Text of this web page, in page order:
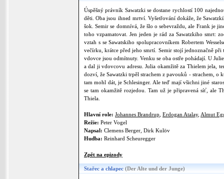
Úspěšný právník Sawatzki se dostane rychlostí 100
děti. Oba jsou ihned mrtví. Vyšetřování dokáže, že
šok. Semir se domnívá, že šlo o sebevraždu, ale Frank je
toho vzpamatovat. Jen jeden je rád za Sawatzkiho smrt:
vztah s se Sawatskiho spolupracovníkem Robertem
večírku, krátce před jeho smrtí. Semir stojí jednoznačně
vdovce jsou odmítnuty. Venku se oba ostře pohádají. U
a dal ji vdovcovu adresu. Julia okamžitě za Thielem jela,
dozví, že Sawatzki trpěl strachem z pavouků - strachem, o
tam mohl dát, je Schlesinger. Ale teď mají všichni jiné
se tam okamžitě rozjedou. Tam už je připravená síť, ale
Thiela.
Hlavní role: Johannes Brandrup Erdogan Atalay, Almut
Režie: Peter Vogel
Napsal: Clemens Berger, Dirk Kulöv
Hudba: Reinhard Scheuregger
Zpět na epizody
Stařec a chlapec (Der Alte und der Junge)